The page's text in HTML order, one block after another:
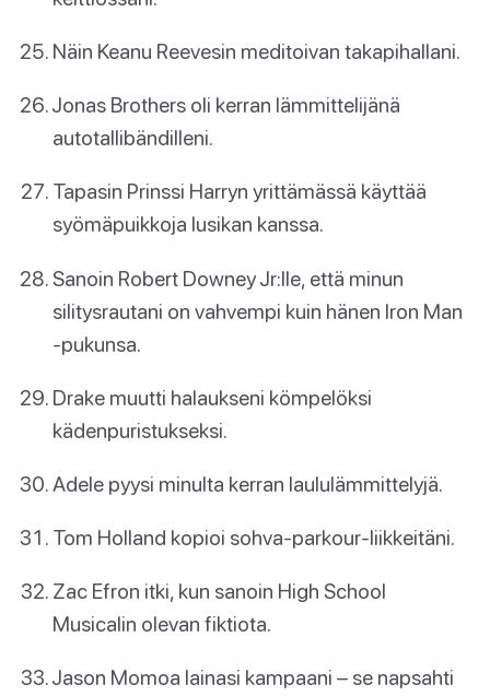
Näin Keanu Reevesin meditoivan takapihallani.
Jonas Brothers oli kerran lämmittelijänä
autotallibändilleni.
Tapasin Prinssi Harryn yrittämässä käyttää
syömäpuikkoja lusikan kanssa.
Sanoin Robert Downey Jr:lle, että minun
silitysrautani on vahvempi kuin hänen Iron Man
-pukunsa.
Drake muutti halaukseni kömpelöksi
kädenpuristukseksi.
Adele pyysi minulta kerran laululämmittelyjä.
Tom Holland kopioi sohva-parkour-liikkeitäni.
Zac Efron itki, kun sanoin High School
Musicalin olevan fiktiota.
Jason Momoa lainasi kampaani – se napsahti